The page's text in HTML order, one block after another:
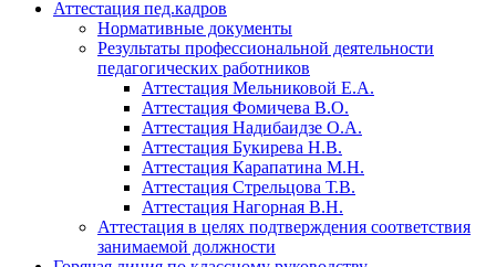
Аттестация пед.кадров
Нормативные документы
Результаты профессиональной деятельности
педагогических работников
Аттестация Мельниковой Е.А.
Аттестация Фомичева В.О.
Аттестация Надибаидзе О.А.
Аттестация Букирева Н.В.
Аттестация Карапатина М.Н.
Аттестация Стрельцова Т.В.
Аттестация Нагорная В.Н.
Аттестация в целях подтверждения соответствия
занимаемой должности